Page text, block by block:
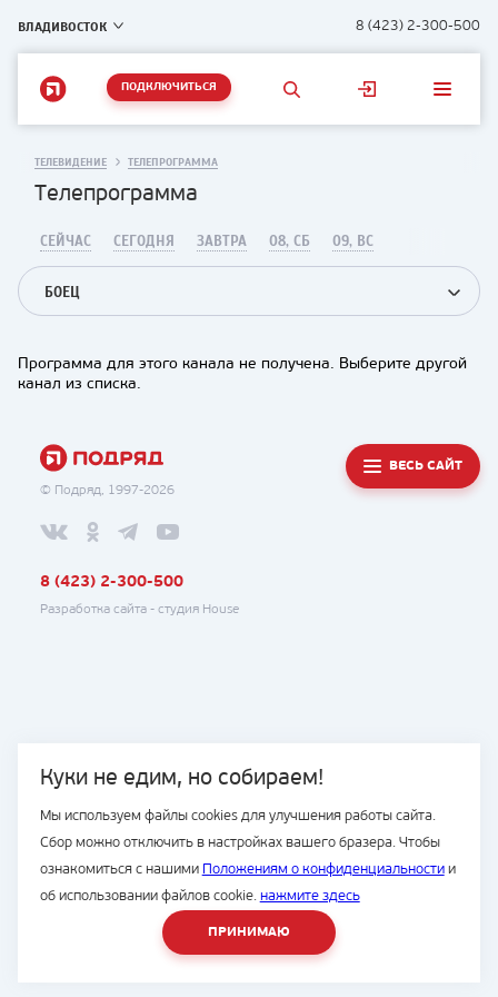
ВЛАДИВОСТОК 8 (423) 2-300-500
ПОДКЛЮЧИТЬСЯ
Куки не едим, но собираем!
Мы используем файлы cookies для улучшения работы сайта.
Сбор можно отключить в настройках вашего бразера. Чтобы
ознакомиться с нашими Положениям о конфиденциальностии
об использовании файлов cookie. нажмите здесь
ПРИНИМАЮ
ТЕЛЕВИДЕНИЕ ТЕЛЕПРОГРАММА
Телепрограмма
СЕЙЧАС СЕГОДНЯ ЗАВТРА 08, СБ 09, ВС
БОЕЦ
Программа для этого канала не получена. Выберите другой
канал из списка.
© Подряд, 1997-2026
ВЕСЬ САЙТ
8 (423) 2-300-500
Разработка сайта - студия House